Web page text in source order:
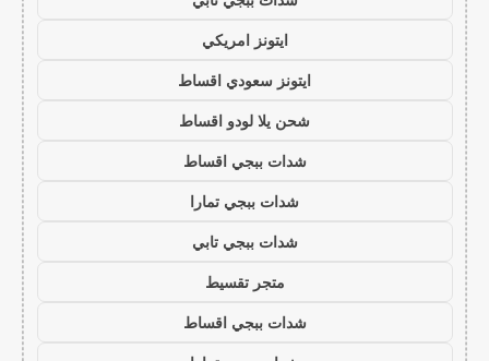
ايتونز امريكي
ايتونز سعودي اقساط
شحن يلا لودو اقساط
شدات ببجي اقساط
شدات ببجي تمارا
شدات ببجي تابي
متجر تقسيط
شدات ببجي اقساط